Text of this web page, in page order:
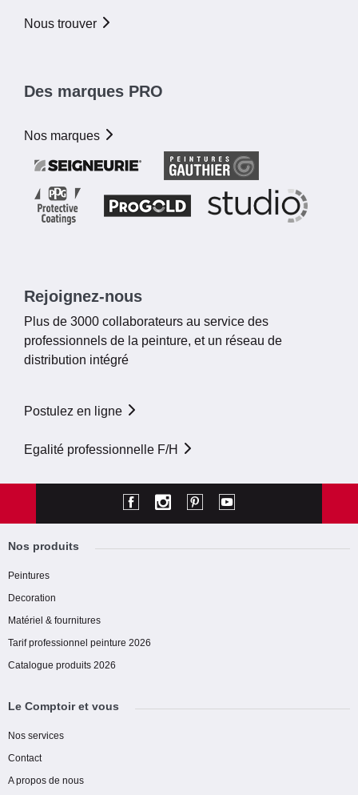
Nous trouver
Des marques PRO
Nos marques
Rejoignez-nous
Plus de 3000 collaborateurs au service des
professionnels de la peinture, et un réseau de
distribution intégré
Postulez en ligne
Egalité professionnelle F/H
Nos produits
Peintures
Decoration
Matériel & fournitures
Tarif professionnel peinture 2026
Catalogue produits 2026
Le Comptoir et vous
Nos services
Contact
A propos de nous